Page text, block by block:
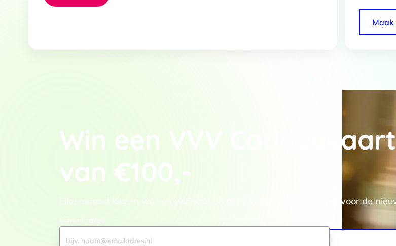
We gebruiken cookies om content en advertenties te personaliseren, om functies
websiteverkeer te analyseren. Ook delen we informatie over jouw gebruik van
adverteren en analyse. Deze partners kunnen deze gegevens combineren met
ze hebben verzameld op basis van jouw gebruik van hun services.
Toestemmingsselectie
Maak
Win een VVV Cadeaukaart
van €100,-
Elke maand kiezen wij een winnaar uit alle nieuwe aanmeldingen voor de
E-mailadres